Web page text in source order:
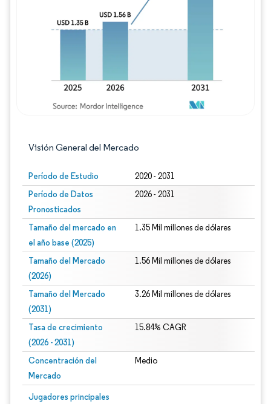
Visión General del Mercado
Período de Estudio 2020 - 2031
Período de Datos
Pronosticados
2026 - 2031
Tamaño del mercado en
el año base (2025)
1.35 Mil millones de dólares
Tamaño del Mercado
(2026)
1.56 Mil millones de dólares
Tamaño del Mercado
(2031)
3.26 Mil millones de dólares
Tasa de crecimiento
(2026 - 2031)
15.84% CAGR
Concentración del
Mercado
Medio
Jugadores principales
Imagen © Mordor Intelligence. El uso requiere atribución según CC BY 4.0.
Imagen © Mordor Intelligence. El uso